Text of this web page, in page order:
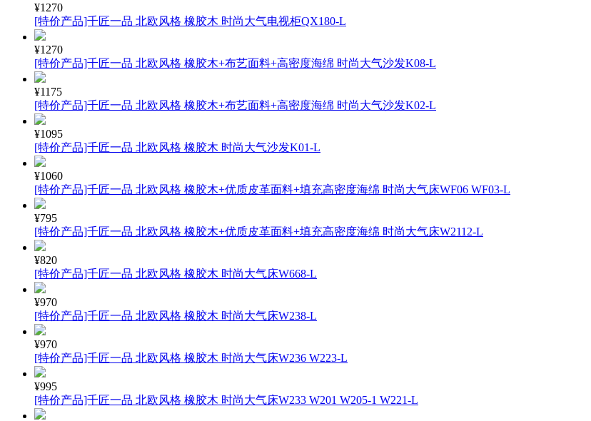
¥1270
[特价产品]千匠一品 北欧风格 橡胶木 时尚大气电视柜QX180-L
¥1270
[特价产品]千匠一品 北欧风格 橡胶木+布艺面料+高密度海绵 时尚大气沙发K08-L
¥1175
[特价产品]千匠一品 北欧风格 橡胶木+布艺面料+高密度海绵 时尚大气沙发K02-L
¥1095
[特价产品]千匠一品 北欧风格 橡胶木 时尚大气沙发K01-L
¥1060
[特价产品]千匠一品 北欧风格 橡胶木+优质皮革面料+填充高密度海绵 时尚大气床WF06 WF03-L
¥795
[特价产品]千匠一品 北欧风格 橡胶木+优质皮革面料+填充高密度海绵 时尚大气床W2112-L
¥820
[特价产品]千匠一品 北欧风格 橡胶木 时尚大气床W668-L
¥970
[特价产品]千匠一品 北欧风格 橡胶木 时尚大气床W238-L
¥970
[特价产品]千匠一品 北欧风格 橡胶木 时尚大气床W236 W223-L
¥995
[特价产品]千匠一品 北欧风格 橡胶木 时尚大气床W233 W201 W205-1 W221-L